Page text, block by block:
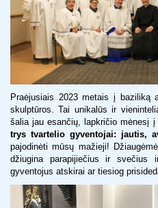
Praėjusiais 2023 metais į baziliką
skulptūros. Tai unikalūs ir
šalia jau esančių, lapkričio mėnesį
trys tvartelio gyventojai: jautis,
pajodinėti mūsų mažieji!
džiugina parapijiečius ir svečius
gyventojus atskirai ar tiesiog